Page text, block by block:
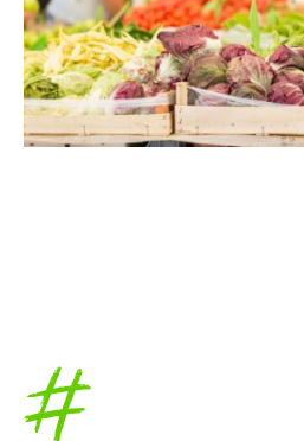
Accueil